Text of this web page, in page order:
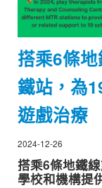
搭乘6條
鐵站，為
遊戲治療
2024-12-26
搭乘6條地鐵
學校和機構提